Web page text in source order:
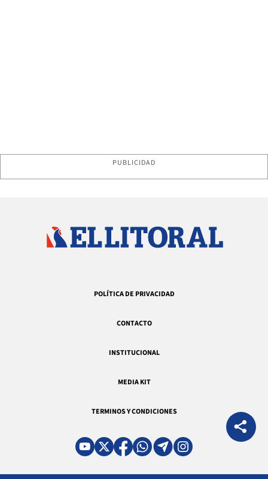
PUBLICIDAD
POLÍTICA DE PRIVACIDAD
CONTACTO
INSTITUCIONAL
MEDIA KIT
TERMINOS Y CONDICIONES